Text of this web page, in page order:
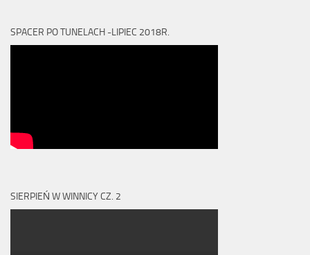
SPACER PO TUNELACH -LIPIEC 2018R.
SIERPIEŃ W WINNICY CZ. 2